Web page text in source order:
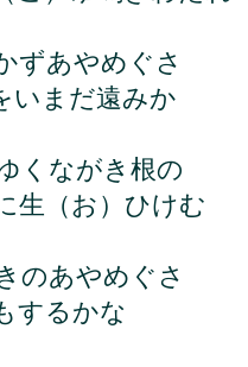
ずあやめぐさ
まだ遠みか
くながき根の
（お）ひけむ
のあやめぐさ
るかな